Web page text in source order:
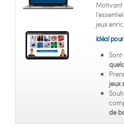
Motivant
jeux
Idéal
Sont
jeux
de